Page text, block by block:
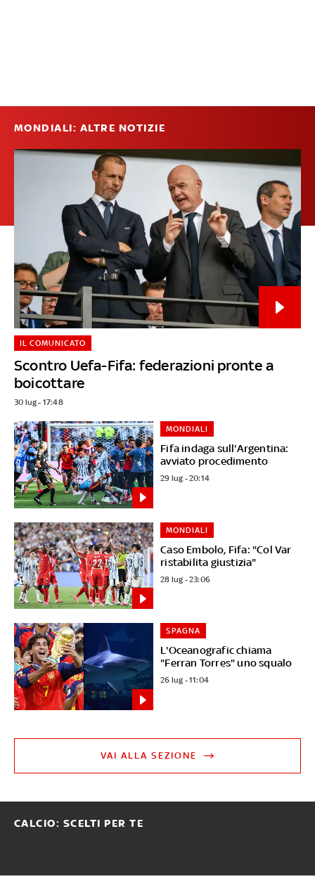
MONDIALI: ALTRE NOTIZIE
Scontro Uefa-Fifa: federazioni pronte a
boicottare
IL COMUNICATO
30 lug - 17:48
Fifa indaga sull'Argentina:
avviato procedimento
MONDIALI
29 lug - 20:14
Caso Embolo, Fifa: "Col Var
ristabilita giustizia"
MONDIALI
28 lug - 23:06
L'Oceanografic chiama
"Ferran Torres" uno squalo
SPAGNA
26 lug - 11:04
VAI ALLA SEZIONE
CALCIO: SCELTI PER TE